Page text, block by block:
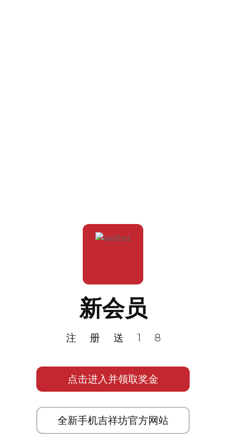
新会员
注册送18
点击进入并领取奖金
全新手机吉祥坊官方网站